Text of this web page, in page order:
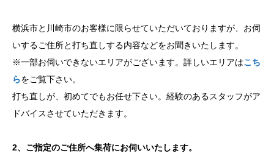
横浜市と川崎市のお客様に限らせていただいておりますが、お伺
いするご住所と打ち直しする内容などをお聞きいたします。
※一部お伺いできないエリアがございます。詳しいエリアはこち
らをご覧下さい。
打ち直しが、初めてでもお任せ下さい。経験のあるスタッフがア
ドバイスさせていただきます。
2、ご指定のご住所へ集荷にお伺いいたします。